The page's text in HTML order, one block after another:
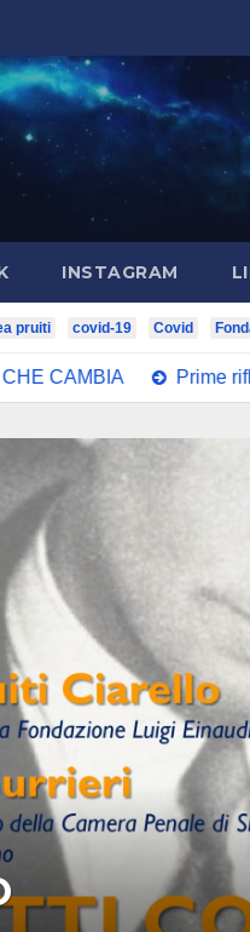
INSTAGRAM
pruiti covid-19 Covid
Prime riflessioni sul
– Roma